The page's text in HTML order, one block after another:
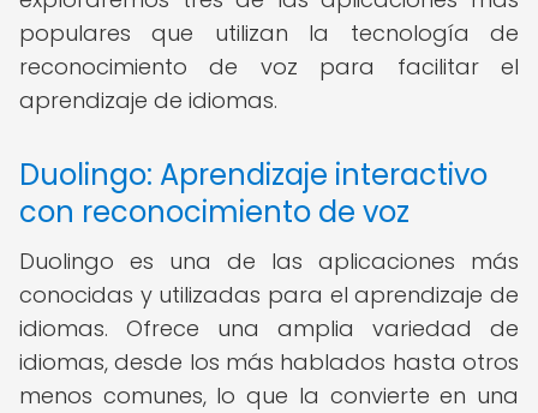
populares que utilizan la tecnología de
reconocimiento de voz para facilitar el
aprendizaje de idiomas.
Duolingo: Aprendizaje interactivo
con reconocimiento de voz
Duolingo es una de las aplicaciones más
conocidas y utilizadas para el aprendizaje de
idiomas. Ofrece una amplia variedad de
idiomas, desde los más hablados hasta otros
menos comunes, lo que la convierte en una